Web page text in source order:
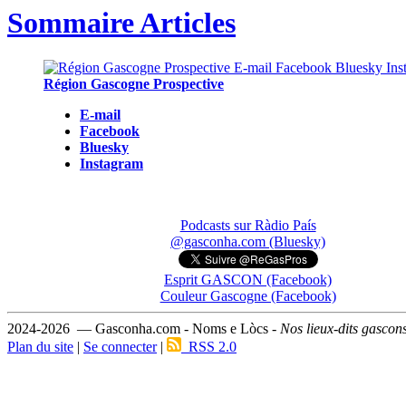
Sommaire Articles
Région Gascogne Prospective
E-mail
Facebook
Bluesky
Instagram
Podcasts sur Ràdio País
@gasconha.com (Bluesky)
Esprit GASCON (Facebook)
Couleur Gascogne (Facebook)
2024-2026 — Gasconha.com - Noms e Lòcs - Nos lieux-dits
Plan du site | Se connecter| RSS 2.0